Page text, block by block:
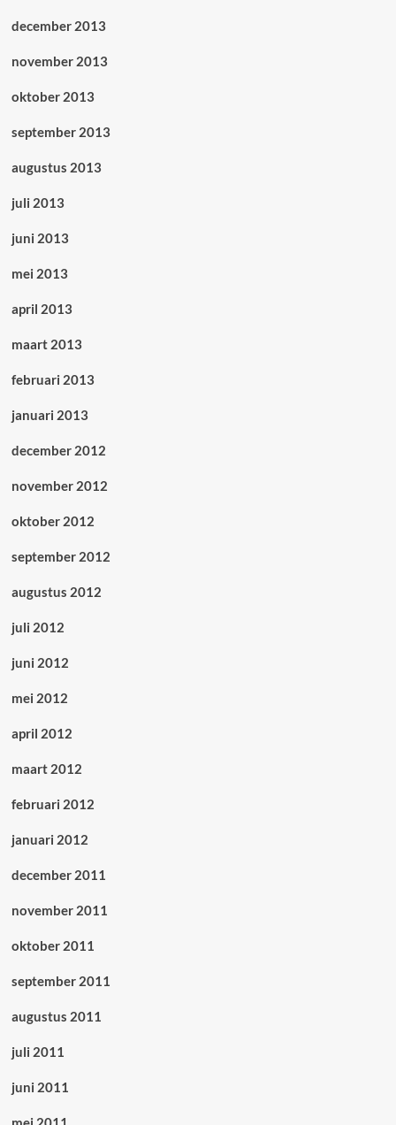
december 2013
november 2013
oktober 2013
september 2013
augustus 2013
juli 2013
juni 2013
mei 2013
april 2013
maart 2013
februari 2013
januari 2013
december 2012
november 2012
oktober 2012
september 2012
augustus 2012
juli 2012
juni 2012
mei 2012
april 2012
maart 2012
februari 2012
januari 2012
december 2011
november 2011
oktober 2011
september 2011
augustus 2011
juli 2011
juni 2011